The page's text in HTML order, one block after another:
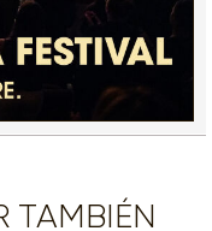
TAMBIÉN